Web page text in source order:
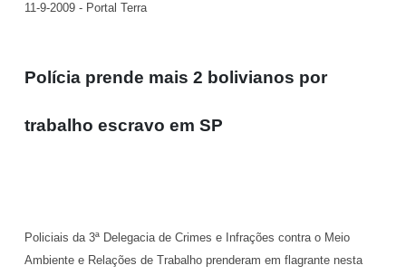
11-9-2009 - Portal Terra
Polícia prende mais 2 bolivianos por
trabalho escravo em SP
Policiais da 3ª Delegacia de Crimes e Infrações contra o Meio
Ambiente e Relações de Trabalho prenderam em flagrante nesta